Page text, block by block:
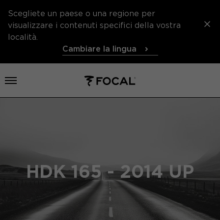
Scegliete un paese o una regione per
visualizzare i contenuti specifici della vostra
località.
Cambiare la lingua
Aprire il menu
HDK 165 - 2014 UP